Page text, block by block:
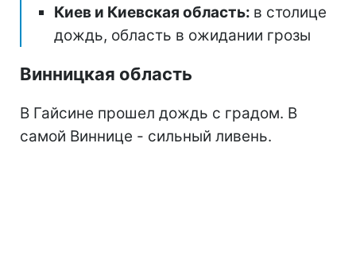
Киев и Киевская область: в столице
дождь, область в ожидании грозы
Винницкая область
В Гайсине прошел дождь с градом. В
самой Виннице - сильный ливень.